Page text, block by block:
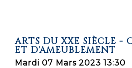
ARTS DU XXE SIÈCLE -
ET D'AMEUBLEMENT
Mardi 07 Mars 2023 13:30